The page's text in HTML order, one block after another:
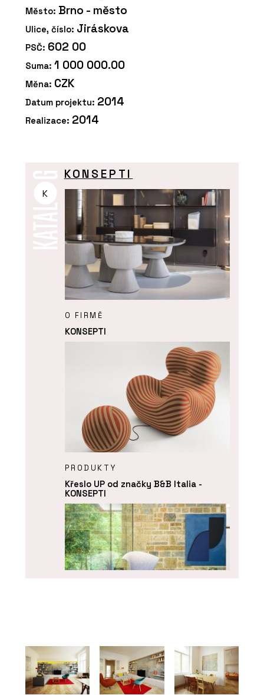
Město: Brno - město
Ulice, číslo: Jiráskova
PSČ: 602 00
Suma: 1 000 000.00
Měna: CZK
Datum projektu: 2014
Realizace: 2014
K
KONSEPTI
O FIRMĚ
KONSEPTI
PRODUKTY
Křeslo UP od značky B&B Italia -
KONSEPTI
Designblok 2024: Konsepti přiváží
hvězdy z Milána